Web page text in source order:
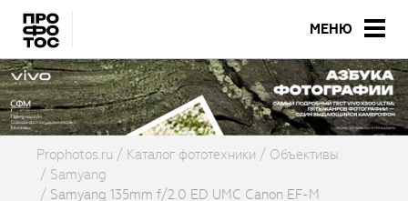
МЕНЮ
Prophotos.ru Каталог фототехники
Объективы
Samyang
Samyang 135mm f/2.0 ED UMC Canon EF-M